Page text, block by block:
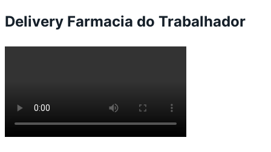
Delivery Farmacia do Trabalhador